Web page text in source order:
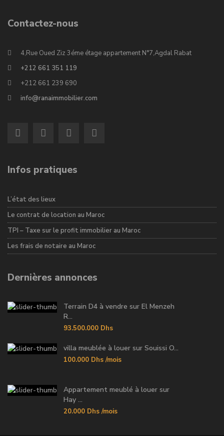
Contactez-nous
4,Rue Oued Ziz 3éme étage appartement N°7,Agdal Rabat
+212 661 351 119
+212 661 239 690
info@ranaimmobilier.com
Infos pratiques
L’état des lieux
Le contrat de location au Maroc
TPI – Taxe sur le profit immobilier au Maroc
Les frais de notaire au Maroc
Dernières annonces
Terrain D4 à vendre sur El Menzeh
R...
93.500.000 Dhs
villa meublée à louer sur Souissi O...
100.000 Dhs /mois
Appartement meublé à louer sur
Hay ...
20.000 Dhs /mois